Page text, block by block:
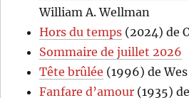
William A. Wellman
Hors du temps (2024) de
Sommaire de juillet 2026
Tête brûlée (1996) de
Fanfare d’amour (1935)